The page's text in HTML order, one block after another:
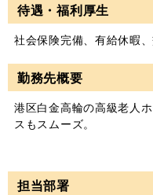
待遇・福利厚生
社会保険完備、有給休暇
勤務先概要
港区白金高輪の高級老人
スもスムーズ。
担当部署